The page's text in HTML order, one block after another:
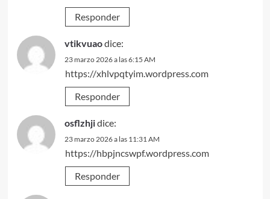
Responder
vtikvuaodice:
23 marzo 2026 a las 6:15 AM
https://xhlvpqtyim.wordpress.com
Responder
osflzhjidice:
23 marzo 2026 a las 11:31 AM
https://hbpjncswpf.wordpress.com
Responder